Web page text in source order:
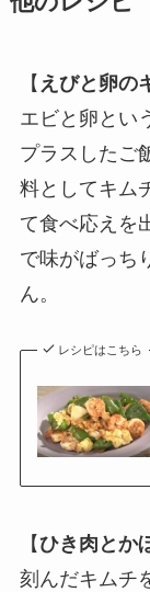
【 えびと卵の
エビと卵とい
プラスしたご
料としてキム
て食べ応えを
で味がばっち
ん。
レシピはこちら
【ひき肉とか
刻んだキムチ